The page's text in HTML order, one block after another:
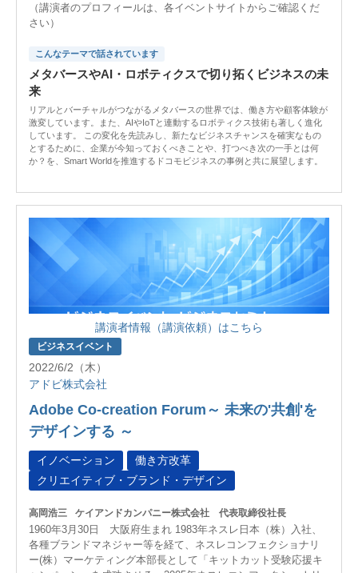
（講演者のプロフィールは、各イベントサイトからご確認くだ
さい）
こんなテーマで話されています
メタバースやAI・ロボティクスで切り拓くビジネスの未
来
リアルとバーチャルがつながるメタバースの世界では、働き方や顧客体験が
激変しています。また、AIやIoTと連動するロボティクス技術も著しく進化
しています。 この変化を先読みし、新たなビジネスチャンスを確実なもの
とするために、企業が今知っておくべきことや、打つべき次の一手とは何
か？を、Smart Worldを推進するドコモビジネスの事例と共に展望します。
講演者情報（講演依頼）はこちら
ビジネスイベント
2022/6/2（木）
アドビ株式会社
Adobe Co-creation Forum～ 未来の'共創'を
デザインする ～
イノベーション
働き方改革
クリエイティブ・ブランド・デザイン
高岡浩三 ケイアンドカンパニー株式会社 代表取締役社長
1960年3月30日 大阪府生まれ 1983年ネスレ日本（株）入社、
各種ブランドマネジャー等を経て、ネスレコンフェクショナリ
ー(株）マーケティング本部長として「キットカット受験応援キ